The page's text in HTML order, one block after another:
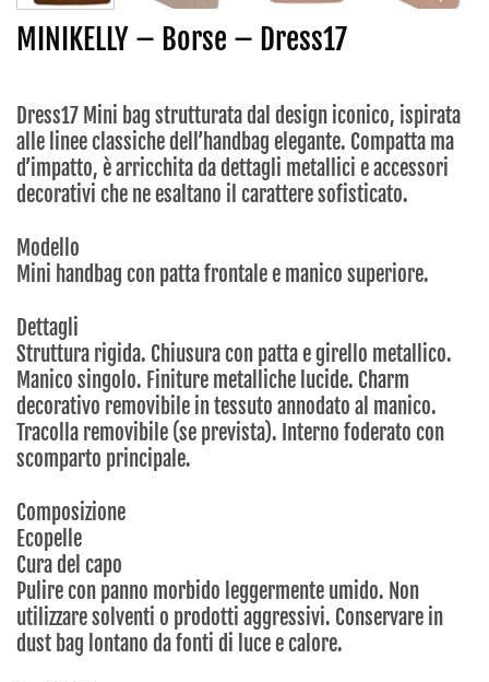
MINIKELLY – Borse – Dress17
Dress17 Mini bag strutturata dal design iconico, ispirata
alle linee classiche dell’handbag elegante. Compatta ma
d’impatto, è arricchita da dettagli metallici e accessori
decorativi che ne esaltano il carattere sofisticato.
Modello
Mini handbag con patta frontale e manico superiore.
Dettagli
Struttura rigida. Chiusura con patta e girello metallico.
Manico singolo. Finiture metalliche lucide. Charm
decorativo removibile in tessuto annodato al manico.
Tracolla removibile (se prevista). Interno foderato con
scomparto principale.
Composizione
Ecopelle
Cura del capo
Pulire con panno morbido leggermente umido. Non
utilizzare solventi o prodotti aggressivi. Conservare in
dust bag lontano da fonti di luce e calore.